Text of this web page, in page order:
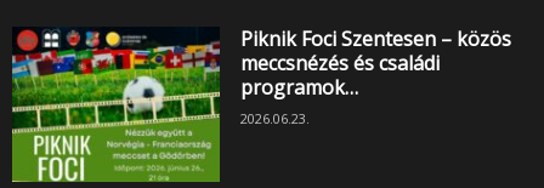
Piknik Foci Szentesen – közös
meccsnézés és családi
programok…
2026.06.23.